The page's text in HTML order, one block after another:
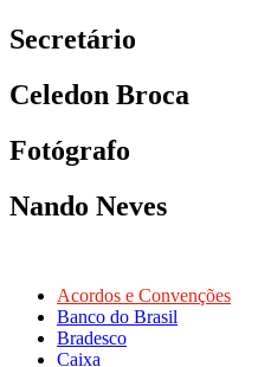
Secretário
Celedon Broca
Fotógrafo
Nando Neves
Acordos e Convenções
Banco do Brasil
Bradesco
Caixa